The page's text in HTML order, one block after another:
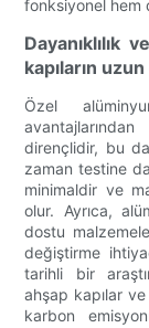
fonksiyonel hem
Dayanıklılık
kapıların
Özel
dirençlidir, bu
zaman testine
minimaldir ve
olur. Ayrıca,
dostu
değiştirme
tarihli bir
ahşap kapılar
karbon